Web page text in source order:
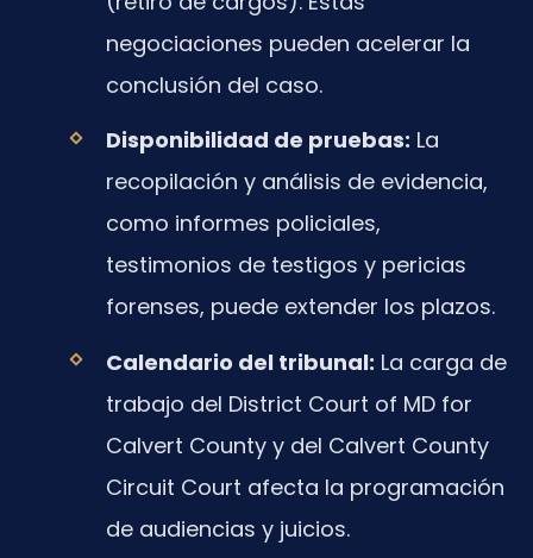
negociaciones pueden acelerar la
conclusión del caso.
Disponibilidad de pruebas: La
recopilación y análisis de evidencia,
como informes policiales,
testimonios de testigos y pericias
forenses, puede extender los plazos.
Calendario del tribunal: La carga de
trabajo del District Court of MD for
Calvert County y del Calvert County
Circuit Court afecta la programación
de audiencias y juicios.